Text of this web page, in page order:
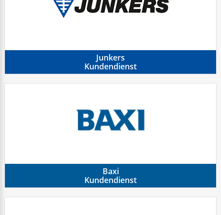
Junkers
Kundendienst
Baxi
Kundendienst